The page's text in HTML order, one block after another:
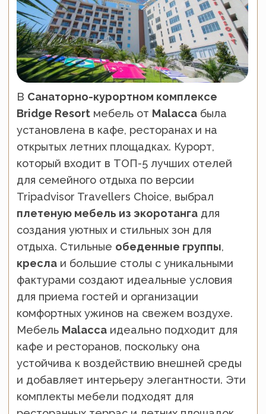
Обеденная группа
Обеденная группа
Гайс
Шезлонг
Авиано